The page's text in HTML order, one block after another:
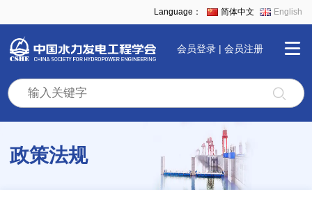
Language： 简体中文 English
会员登录 | 会员注册
页
学
政策法规